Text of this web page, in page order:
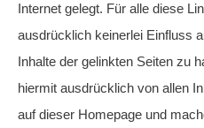
Internet gelegt. Für alle diese
ausdrücklich keinerlei Einfluss
Inhalte der gelinkten Seiten zu
hiermit ausdrücklich von allen
auf dieser Homepage und